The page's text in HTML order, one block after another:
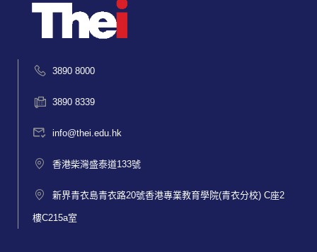
3890 8000
3890 8339
info@thei.edu.hk
香港柴灣盛泰道133號
新界青衣島青衣路20號香港專業教育學院(青衣分校) C座2
樓C215a室